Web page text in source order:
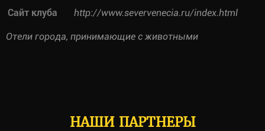
Сайт клуба
http://www.severvenecia.ru/index.html
Отели города, принимающие с животными
НАШИ ПАРТНЕРЫ